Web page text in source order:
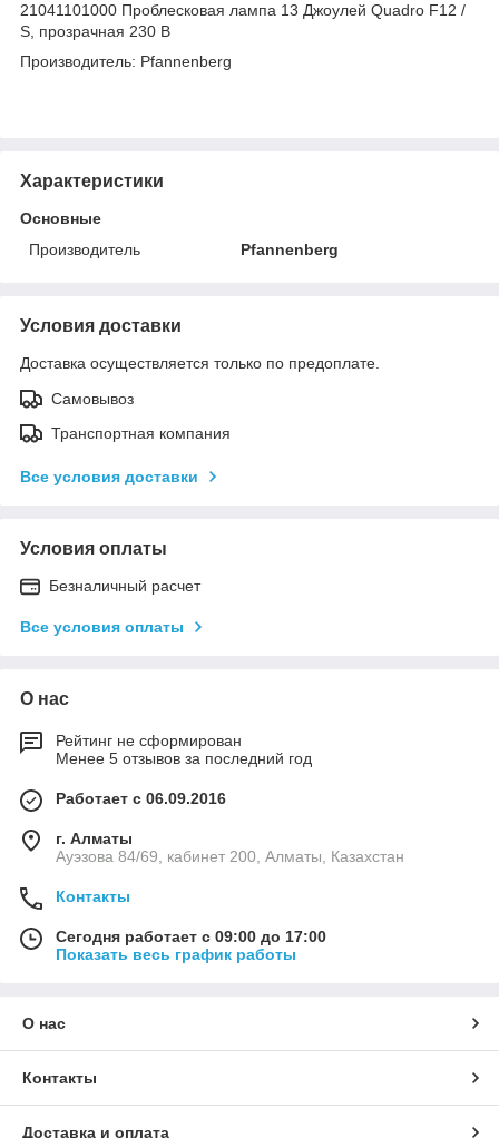
21041101000 Проблесковая лампа 13 Джоулей Quadro F12 /
S, прозрачная 230 В
Производитель: Pfannenberg
Характеристики
Основные
Производитель
Pfannenberg
Условия доставки
Доставка осуществляется только по предоплате.
Самовывоз
Транспортная компания
Все условия доставки
Условия оплаты
Безналичный расчет
Все условия оплаты
О нас
Рейтинг не сформирован
Менее 5 отзывов за последний год
Работает с 06.09.2016
г. Алматы
Ауэзова 84/69, кабинет 200, Алматы, Казахстан
Контакты
Сегодня работает с 09:00 до 17:00
Показать весь график работы
О нас
Контакты
Доставка и оплата